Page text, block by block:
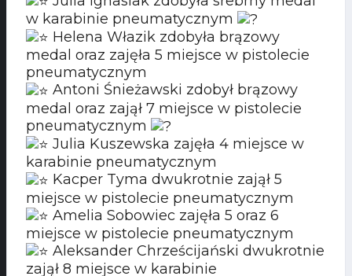
w karabinie pneumatycznym
Helena Włazik zdobyła brązowy
medal oraz zajęła 5 miejsce w pistolecie
pneumatycznym
Antoni Śnieżawski zdobył brązowy
medal oraz zajął 7 miejsce w pistolecie
pneumatycznym
Julia Kuszewska zajęła 4 miejsce w
karabinie pneumatycznym
Kacper Tyma dwukrotnie zajął 5
miejsce w pistolecie pneumatycznym
Amelia Sobowiec zajęła 5 oraz 6
miejsce w pistolecie pneumatycznym
Aleksander Chrześcijański dwukrotnie
zajął 8 miejsce w karabinie